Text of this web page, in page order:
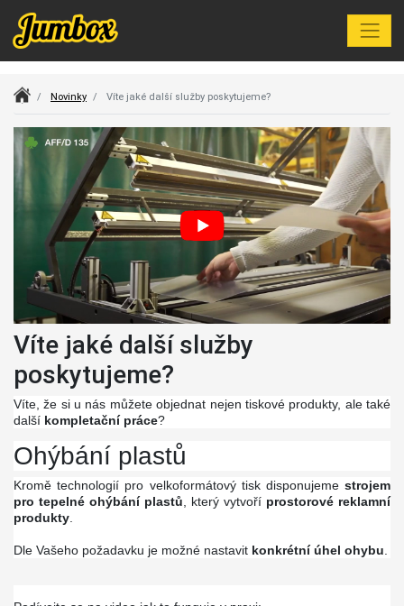
Index Novinky Víte jaké další služby poskytujeme?
Víte jaké další služby
poskytujeme?
Víte, že si u nás můžete objednat nejen tiskové produkty, ale také
další kompletační práce?
Ohýbání plastů
Kromě technologií pro velkoformátový tisk disponujeme strojem
pro tepelné ohýbání plastů, který vytvoří prostorové reklamní
produkty.
Dle Vašeho požadavku je možné nastavit konkrétní úhel ohybu.